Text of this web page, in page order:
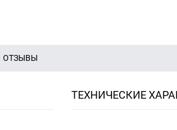
ОТЗЫВЫ
ТЕХНИЧЕСКИЕ